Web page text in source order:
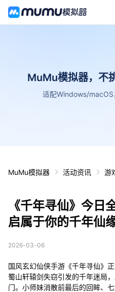
MuMu模拟器，不
适配Windows/
MuMu模拟器 活动资讯 游
《千年寻仙》今日
启属于你的千年仙缘
2026-03-06
国风玄幻仙侠手游《千年寻仙》
蜀山轩辕剑失窃引发的千年迷局
门。小师妹消散前最后的回眸、